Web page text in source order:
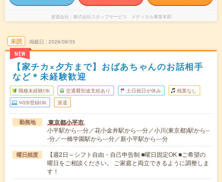
派遣会社 株式会社スタッフサービス メディカル事業本部
未読
NEW
掲載日 2026/08/05
【家チカ×夕方まで】おばあちゃんのお話相手
など＊未経験歓迎
職種未経験OK 交通費別途支給あり 土日祝日が休み 残業なし
WEB登録OK 派遣
勤務地 東京都小平市
小平駅から---分／花小金井駅から---分／小川(東京都)駅から--
-分／一橋学園駅から---分／新小平駅から---分
曜日頻度
【週2日～シフト自由・自己申告制 ■曜日固定OK ■ご希望の
曜日をご相談ください。 ご家庭と両立できるように調整しま
す！